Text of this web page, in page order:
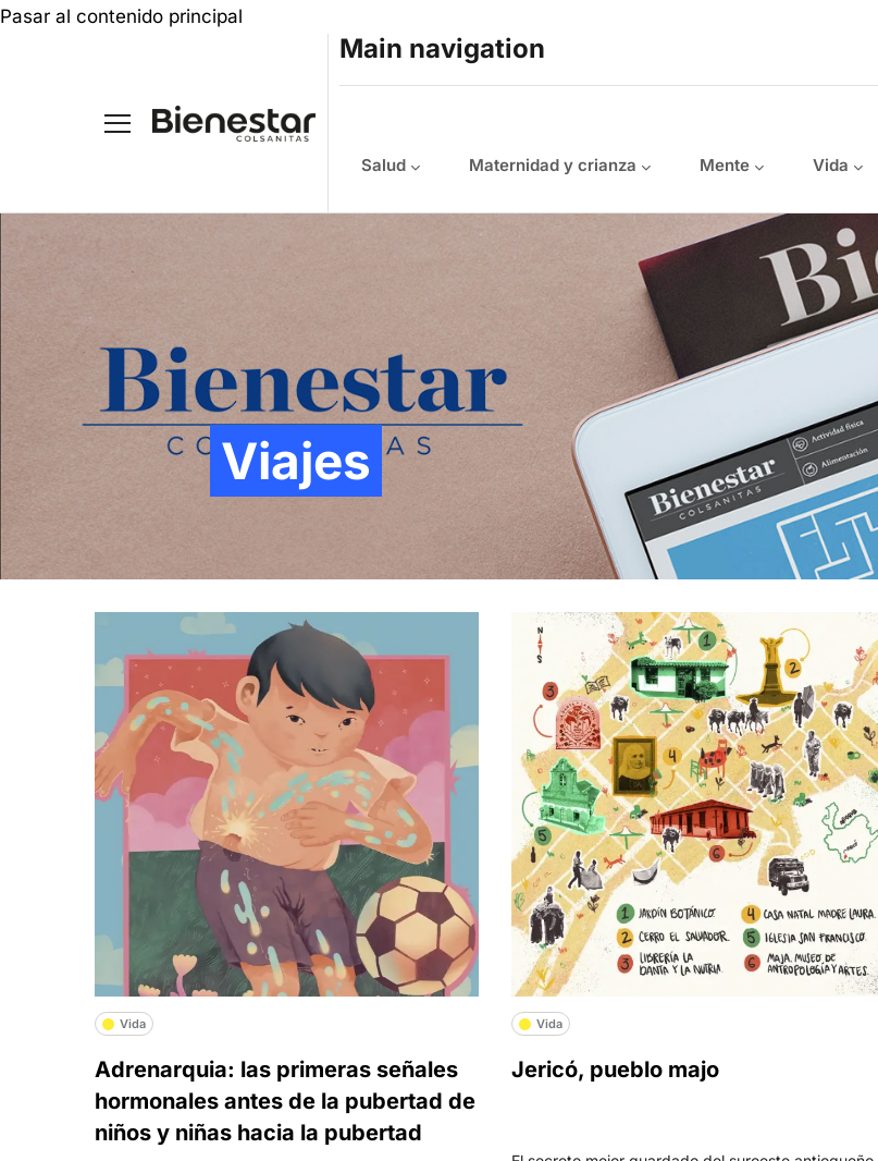
Pasar al contenido principal
Main navigation
Salud Maternidad y crianza Mente Vida
Viajes
Vida
Adrenarquia: las primeras señales
hormonales antes de la pubertad de
niños y niñas hacia la pubertad
Vida
Jericó, pueblo majo